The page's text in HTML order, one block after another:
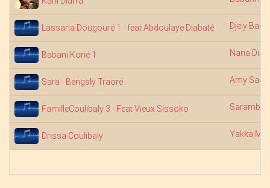
Lassana Dougouré 1 - feat Abdoulaye Diabaté Djely Bagui
Babani Koné 1 Nana
Sara - Bengaly Traoré Amy
FamilleCoulibaly 3 - Feat Vieux Sissoko Saramba
Drissa Coulibaly Yakka